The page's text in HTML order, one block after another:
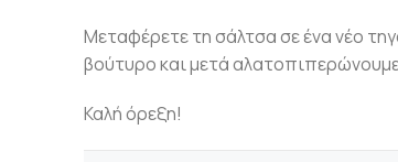
Μεταφέρετε τη σάλτσα σε ένα νέο
βούτυρο και μετά
Καλή όρεξη!